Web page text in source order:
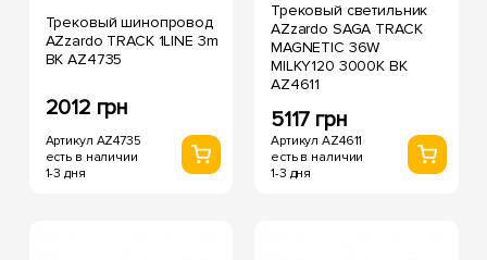
Трековый шинопровод
AZzardo TRACK 1LINE 3m
BK AZ4735
2012 грн
Артикул AZ4735
есть в наличии
1-3 дня
Трековый светильник
AZzardo SAGA TRACK
MAGNETIC 36W
MILKY120 3000K BK
AZ4611
5117 грн
Артикул AZ4611
есть в наличии
1-3 дня